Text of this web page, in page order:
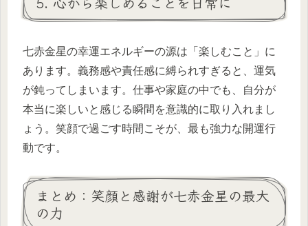
七赤金星の幸運エネルギーの源は「楽しむこと」に
あります。義務感や責任感に縛られすぎると、運気
が鈍ってしまいます。仕事や家庭の中でも、自分が
本当に楽しいと感じる瞬間を意識的に取り入れまし
ょう。笑顔で過ごす時間こそが、最も強力な開運行
動です。
まとめ：笑顔と感謝が七赤金星の最大
の力